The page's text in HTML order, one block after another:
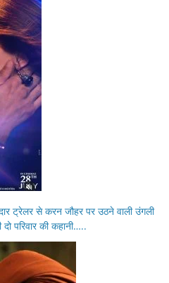
ट्रेलर से करन जौहर पर उठने वाली उंगली
परिवार की कहानी…..